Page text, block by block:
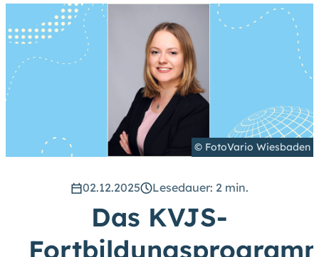
Suche
Suchen
Suche schließen
Hilfen
Für Menschen mit Sehschwäche
besteht hier die Möglichkeit, den
Kontrast stärker einzustellen.
(Klicken Sie dazu bei
auf
hoch
.) Für eine bessere Lesbarkeit
können Sie außerdem die Schrift
Schriftgrößedas Feldgroß
anwählen.)
Übrigens: Unsere Videos sind mit
Untertiteln versehen.
© FotoVario Wiesbaden
02.12.2025 Lesedauer: 2 min.
Das KVJS-